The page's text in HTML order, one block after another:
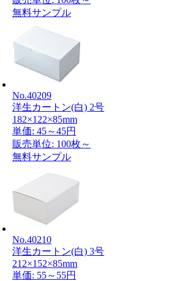
無料サンプル
No.40209
洋生カートン(白) 2号
182×122×85mm
単価: 45～45円
販売単位: 100枚～
無料サンプル
No.40210
洋生カートン(白) 3号
212×152×85mm
単価: 55～55円